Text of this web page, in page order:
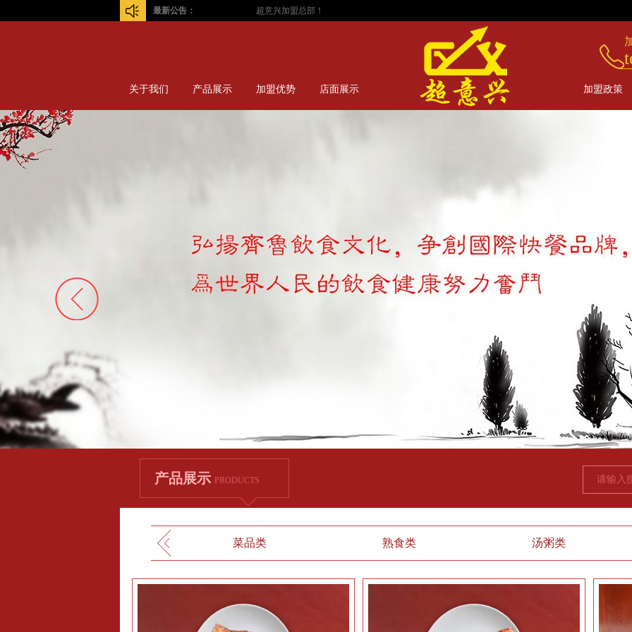
最新公告： 超意兴加盟总部！
关于我们 产品展示 加盟优势 店面展示 加盟政策
产品展示 PRODUCTS
菜品类 熟食类 汤粥类